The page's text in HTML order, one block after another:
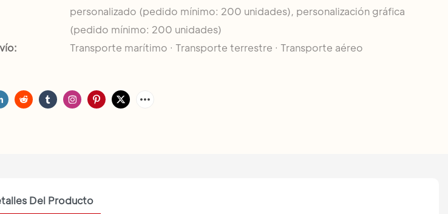
personalizado (pedido mínimo: 200 unidades), personalización gráfica
(pedido mínimo: 200 unidades)
Transporte marítimo · Transporte terrestre · Transporte aéreo
Del Producto